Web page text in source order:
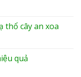
thổ cây an xoa
quả